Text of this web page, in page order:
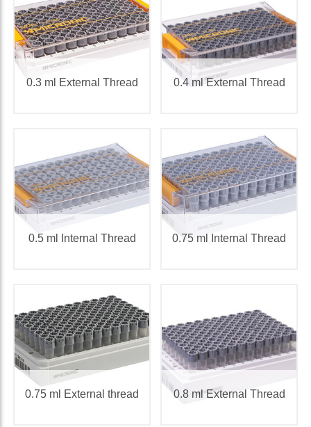
0.3 ml External Thread 0.4 ml External Thread
0.5 ml Internal Thread 0.75 ml Internal Thread
0.75 ml External thread 0.8 ml External Thread